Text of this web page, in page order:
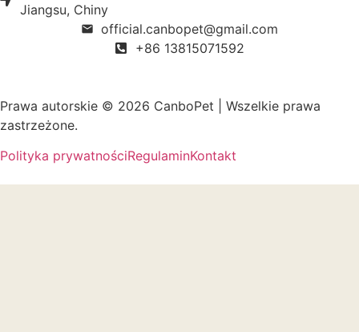
Jiangsu, Chiny
official.canbopet@gmail.com
+86 13815071592
Prawa autorskie © 2026 CanboPet | Wszelkie prawa
zastrzeżone.
Polityka prywatnościRegulaminKontakt